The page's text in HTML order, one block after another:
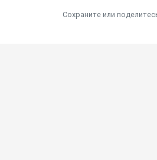
Сохраните или